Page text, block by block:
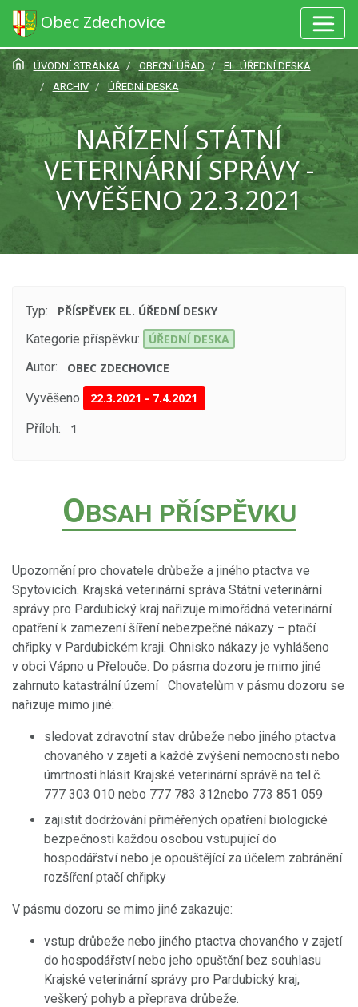
Obec Zdechovice
ÚVODNÍ STRÁNKA OBECNÍ ÚŘAD
EL. ÚŘEDNÍ DESKA
ARCHIV
ÚŘEDNÍ DESKA
NAŘÍZENÍ STÁTNÍ
VETERINÁRNÍ SPRÁVY -
VYVĚŠENO 22.3.2021
Typ:
PŘÍSPĚVEK EL. ÚŘEDNÍ DESKY
Kategorie příspěvku:
ÚŘEDNÍ DESKA
Autor:
OBEC ZDECHOVICE
Vyvěšeno 22.3.2021 - 7.4.2021
Příloh: 1
OBSAH PŘÍSPĚVKU
Upozornění pro chovatele drůbeže a jiného ptactva ve
Spytovicích. Krajská veterinární správa Státní veterinární
správy pro Pardubický kraj nařizuje mimořádná veterinární
opatření k zamezení šíření nebezpečné nákazy – ptačí
chřipky v Pardubickém kraji. Ohnisko nákazy je vyhlášeno
v obci Vápno u Přelouče. Do pásma dozoru je mimo jiné
zahrnuto katastrální území Chovatelům v pásmu dozoru se
nařizuje mimo jiné:
sledovat zdravotní stav drůbeže nebo jiného ptactva
chovaného v zajetí a každé zvýšení nemocnosti nebo
úmrtnosti hlásit Krajské veterinární správě na tel.č.
777 303 010 nebo 777 783 312nebo 773 851 059
zajistit dodržování přiměřených opatření biologické
bezpečnosti každou osobou vstupující do
hospodářství nebo je opouštějící za účelem zabránění
rozšíření ptačí chřipky
V pásmu dozoru se mimo jiné zakazuje:
vstup drůbeže nebo jiného ptactva chovaného v zajetí
do hospodářství nebo jeho opuštění bez souhlasu
Krajské veterinární správy pro Pardubický kraj,
veškerý pohyb a přeprava drůbeže.